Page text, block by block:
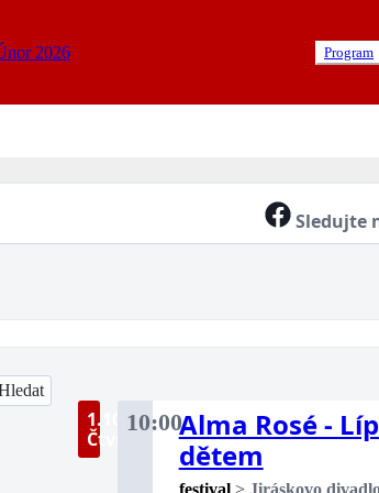
2026 Program
Sledujte
1.10.
Čtvrtek
10:00Alma Rosé -
dětem